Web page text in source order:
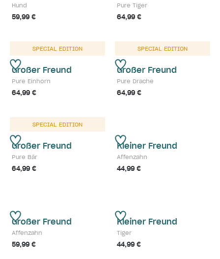
Hund
59,99 €
Pure Tiger
64,99 €
SPECIAL EDITION
Großer Freund
Pure Einhorn
64,99 €
SPECIAL EDITION
Großer Freund
Pure Drache
64,99 €
SPECIAL EDITION
Großer Freund
Pure Bär
64,99 €
Kleiner Freund
Affenzahn
44,99 €
Großer Freund
Affenzahn
59,99 €
Kleiner Freund
Tiger
44,99 €